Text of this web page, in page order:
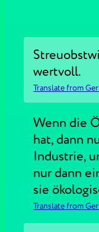
wertvoll.
Translate from
Wenn die
hat, dann
Industrie,
nur dann
sie
Translate from